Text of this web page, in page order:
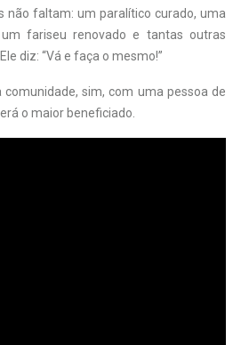
não faltam: um paralítico curado, uma
fariseu renovado e tantas outras
diz: “Vá e faça o mesmo!”
sim, com uma pessoa de
o maior beneficiado.